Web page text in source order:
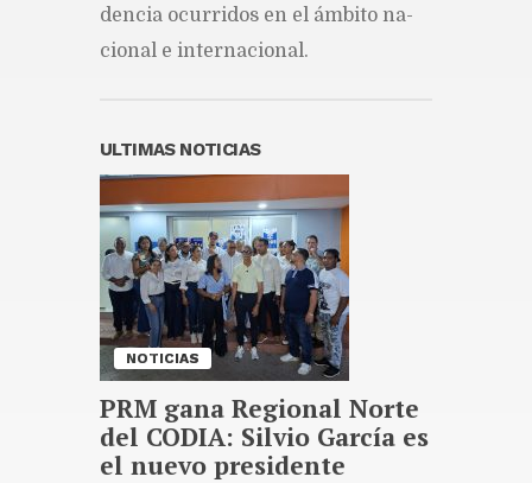
causa debate legal
nuevo período
El COE pone a 2 provincias y al
Distrito Nacional en alerta
verde
Publicado hace 13 horas
den­cia ocu­rri­dos en el ám­bi­to na­
cio­nal e in­ter­na­cio­nal.
ULTIMAS NOTICIAS
NOTICIAS
PRM gana Regional Norte
del CODIA: Silvio García es
el nuevo presidente